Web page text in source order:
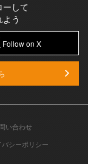
ーして
う
Follow on X
い合わせ
バシーポリシー